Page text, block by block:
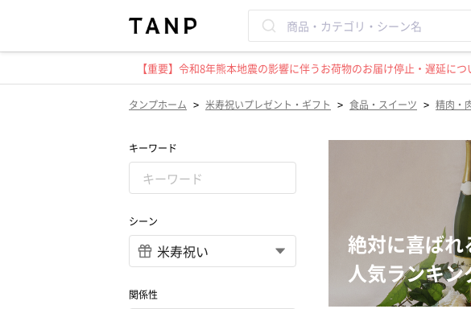
【重要】令和8年熊本地震の影響に伴うお荷物のお届け停止・遅延につ
タンプホーム > 米寿祝いプレゼント・ギフト > 食品・スイーツ > 精肉・
キーワード
シーン
関係性
絶対に喜ば
人気ランキン